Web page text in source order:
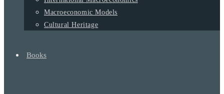
Macroeconomic Models
Cultural Heritage
Books